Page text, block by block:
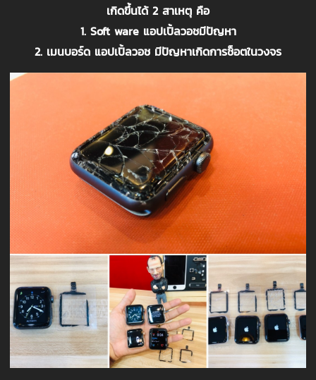
เกิดขึ้นได้ 2 สาเหตุ คือ
1. Soft ware แอปเปิ้ลวอชมีปัญหา
2. เมนบอร์ด แอปเปิ้ลวอช มีปัญหาเกิดการช็อตในวงจร